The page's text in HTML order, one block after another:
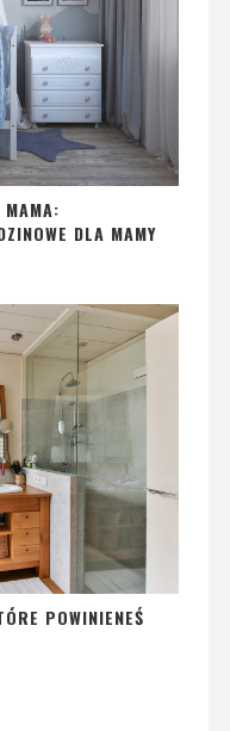
MAMA:
DLA MAMY
POWINIENEŚ